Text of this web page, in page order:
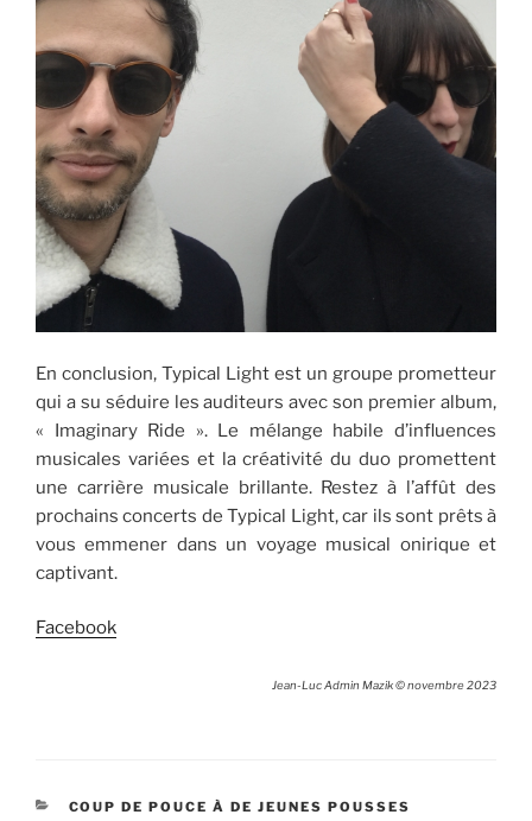
En conclusion, Typical Light est un groupe prometteur
qui a su séduire les auditeurs avec son premier album,
« Imaginary Ride ». Le mélange habile d’influences
musicales variées et la créativité du duo promettent
une carrière musicale brillante. Restez à l’affût des
prochains concerts de Typical Light, car ils sont prêts à
vous emmener dans un voyage musical onirique et
captivant.
Facebook
Jean-Luc Admin Mazik © novembre 2023
CATÉGORIES
COUP DE POUCE À DE JEUNES POUSSES